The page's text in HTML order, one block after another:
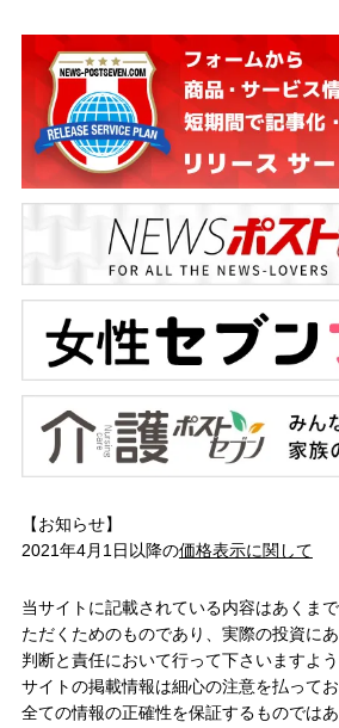
【お知らせ】
2021年4月1日以降の価格表示に関して
当サイトに記載されている内容はあくま
ただくためのものであり、実際の投資に
判断と責任において行って下さいますよ
サイトの掲載情報は細心の注意を払って
全ての情報の正確性を保証するものでは